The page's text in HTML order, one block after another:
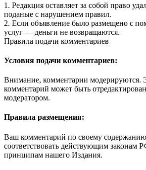
1. Редакция оставляет за собой право
поданые с нарушением правил.
2. Если объявление было размещено с
услуг — деньги не возвращаются.
Правила подачи комментариев
Условия подачи комментариев:
Внимание, комментарии модерируются.
комментарий может быть
модератором.
Правила размещения:
Ваш комментарий по своему
соответствовать действующим законам
принципам нашего Издания.